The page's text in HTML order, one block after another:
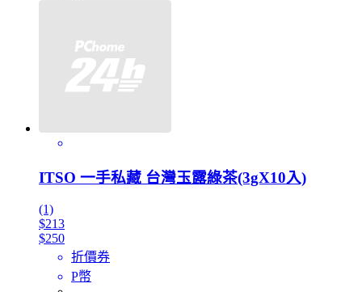
ITSO 一手私藏 台灣玉露綠茶(3gX10入)
(1)
$213
$250
折價券
P幣